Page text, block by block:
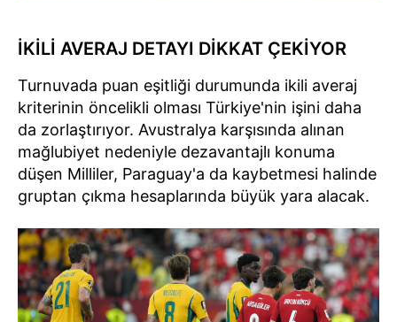
İKİLİ AVERAJ DETAYI DİKKAT ÇEKİYOR
Turnuvada puan eşitliği durumunda ikili averaj
kriterinin öncelikli olması Türkiye'nin işini daha
da zorlaştırıyor. Avustralya karşısında alınan
mağlubiyet nedeniyle dezavantajlı konuma
düşen Milliler, Paraguay'a da kaybetmesi halinde
gruptan çıkma hesaplarında büyük yara alacak.